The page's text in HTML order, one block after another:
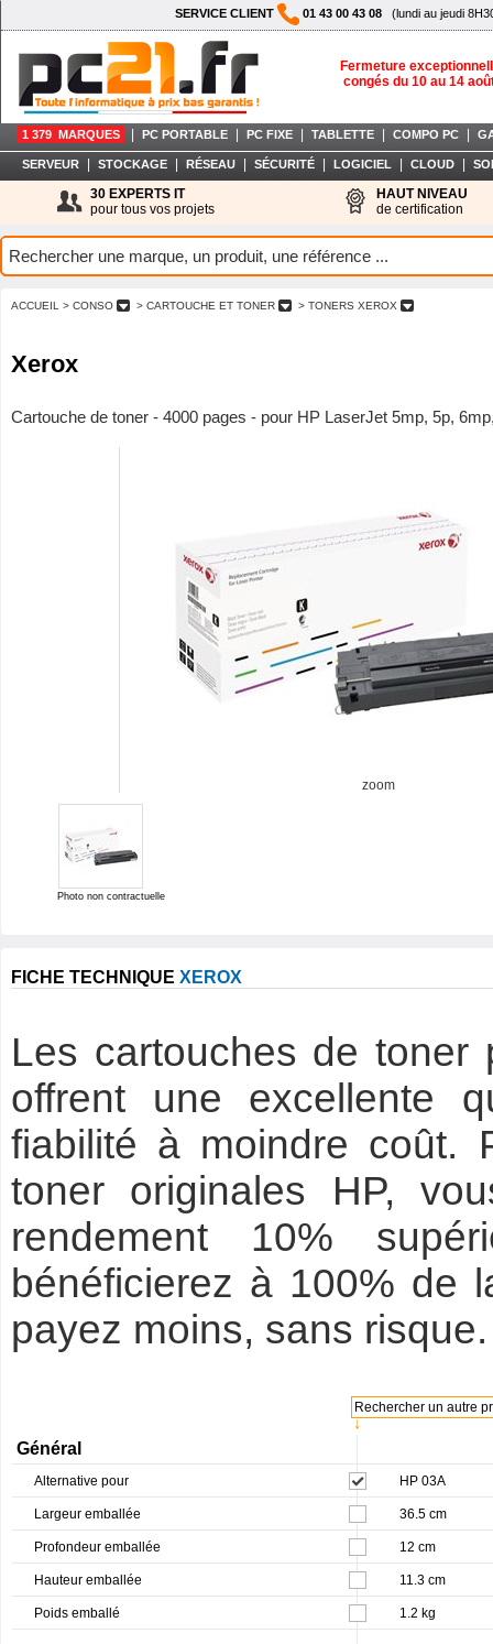
SERVICE CLIENT 01 43 00 43 08 (lundi au jeudi
Fermeture
congés du 10 au 14
1 379 MARQUES PC PORTABLE PC FIXE TABLETTE COMPO PC
SERVEUR STOCKAGE RÉSEAU SÉCURITÉ LOGICIEL CLOUD
30 EXPERTS IT
pour tous vos projets
HAUT NIVEAU
de certification
ACCUEIL > CONSO > CARTOUCHE ET TONER > TONERS XEROX
Xerox
Cartouche de toner - 4000 pages - pour HP LaserJet 5mp, 5p,
zoom
Photo non contractuelle
FICHE TECHNIQUE XEROX
Les cartouches de toner
offrent une excellente
fiabilité à moindre coût.
toner originales HP,
rendement 10%
bénéficierez à 100% de
payez moins, sans
↓
Rechercher un autre
Général
Alternative pour HP 03A
Largeur emballée 36.5 cm
Profondeur emballée 12 cm
Hauteur emballée 11.3 cm
Poids emballé 1.2 kg